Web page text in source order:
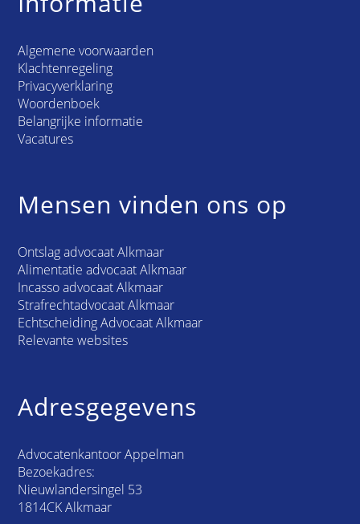
Algemene voorwaarden
Klachtenregeling
Privacyverklaring
Woordenboek
Belangrijke informatie
Vacatures
Mensen vinden ons op
Ontslag advocaat Alkmaar
Alimentatie advocaat Alkmaar
Incasso advocaat Alkmaar
Strafrechtadvocaat Alkmaar
Echtscheiding Advocaat Alkmaar
Relevante websites
Adresgegevens
Advocatenkantoor Appelman
Bezoekadres:
Nieuwlandersingel 53
1814CK Alkmaar